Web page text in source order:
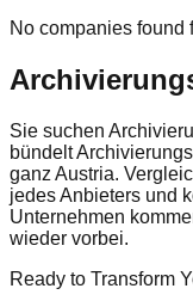
No companies found
Sie suchen
bündelt
ganz Austria.
jedes Anbieters und
Unternehmen
wieder vorbei.
Ready to Transform